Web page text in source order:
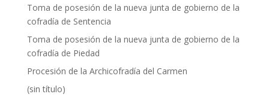
Toma de posesión de la nueva junta de gobierno de la
cofradía de Sentencia
Toma de posesión de la nueva junta de gobierno de la
cofradía de Piedad
Procesión de la Archicofradía del Carmen
(sin título)